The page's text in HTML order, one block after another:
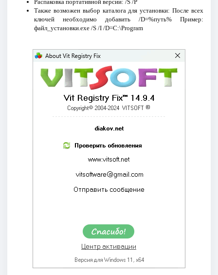
Распаковка портативной версии: /S /P
Также возможен выбор каталога для установки: После всех
ключей необходимо добавить /D=%путь% Пример:
файл_установки.exe /S /I /D=C:\Program